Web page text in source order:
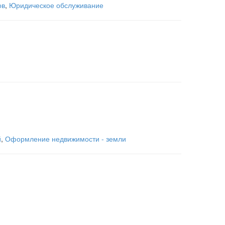
, Юридическое обслуживание
, Оформление недвижимости - земли